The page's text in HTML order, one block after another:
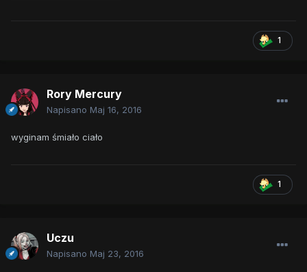
1
Rory Mercury
Napisano Maj 16, 2016
wyginam śmiało ciało
1
Uczu
Napisano Maj 23, 2016